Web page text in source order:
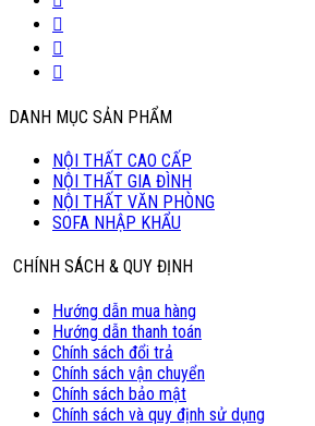
DANH MỤC SẢN PHẨM
NỘI THẤT CAO CẤP
NỘI THẤT GIA ĐÌNH
NỘI THẤT VĂN PHÒNG
SOFA NHẬP KHẨU
CHÍNH SÁCH & QUY ĐỊNH
Hướng dẫn mua hàng
Hướng dẫn thanh toán
Chính sách đổi trả
Chính sách vận chuyển
Chính sách bảo mật
Chính sách và quy định sử dụng